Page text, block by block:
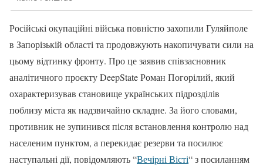
Російські окупаційні війська повністю захопили Гуляйполе
в Запорізькій області та продовжують накопичувати сили на
цьому відтинку фронту. Про це заявив співзасновник
аналітичного проєкту DeepState Роман Погорілий, який
охарактеризував становище українських підрозділів
поблизу міста як надзвичайно складне. За його словами,
противник не зупинився після встановлення контролю над
населеним пунктом, а перекидає резерви та посилює
наступальні дії, повідомляють “Вечірні Вісті“ з посиланням